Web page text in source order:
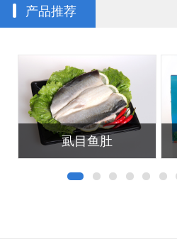
产品推荐
虱目鱼肚